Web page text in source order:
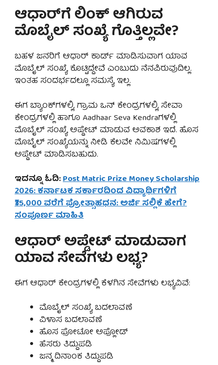
ಆಧಾರ್‌ಗೆ ಲಿಂಕ್ ಆಗಿರುವ
ಮೊಬೈಲ್ ಸಂಖ್ಯೆ ಗೊತ್ತಿಲ್ಲವೇ?
ಬಹಳ ಜನರಿಗೆ ಆಧಾರ್ ಕಾರ್ಡ್ ಮಾಡಿಸುವಾಗ ಯಾವ
ಮೊಬೈಲ್ ಸಂಖ್ಯೆ ಕೊಟ್ಟಿದ್ದೇವೆ ಎಂಬುದು ನೆನಪಿರುವುದಿಲ್ಲ.
ಇಂತಹ ಸಂದರ್ಭದಲ್ಲೂ ಸಮಸ್ಯೆ ಇಲ್ಲ.
ಈಗ ಬ್ಯಾಂಕ್‌ಗಳಲ್ಲಿ, ಗ್ರಾಮ ಒನ್ ಕೇಂದ್ರಗಳಲ್ಲಿ, ಸೇವಾ
ಕೇಂದ್ರಗಳಲ್ಲಿ ಹಾಗೂ Aadhaar Seva Kendraಗಳಲ್ಲಿ
ಮೊಬೈಲ್ ಸಂಖ್ಯೆ ಅಪ್ಡೇಟ್ ಮಾಡುವ ಅವಕಾಶ ಇದೆ. ಹೊಸ
ಮೊಬೈಲ್ ಸಂಖ್ಯೆಯನ್ನು ನೀಡಿ ಕೆಲವೇ ನಿಮಿಷಗಳಲ್ಲಿ
ಅಪ್ಡೇಟ್ ಮಾಡಿಸಬಹುದು.
ಇದನ್ನೂ ಓದಿ:Post Matric Prize Money Scholarship
2026: ಕರ್ನಾಟಕ ಸರ್ಕಾರದಿಂದ ವಿದ್ಯಾರ್ಥಿಗಳಿಗೆ
₹35,000 ವರೆಗೆ ಪ್ರೋತ್ಸಾಹಧನ: ಅರ್ಜಿ ಸಲ್ಲಿಕೆ ಹೇಗೆ?
ಸಂಪೂರ್ಣ ಮಾಹಿತಿ
ಆಧಾರ್ ಅಪ್ಡೇಟ್ ಮಾಡುವಾಗ
ಯಾವ ಸೇವೆಗಳು ಲಭ್ಯ?
ಈಗ ಆಧಾರ್ ಕೇಂದ್ರಗಳಲ್ಲಿ ಕೆಳಗಿನ ಸೇವೆಗಳು ಲಭ್ಯವಿವೆ:
ಮೊಬೈಲ್ ಸಂಖ್ಯೆ ಬದಲಾವಣೆ
ವಿಳಾಸ ಬದಲಾವಣೆ
ಹೊಸ ಫೋಟೋ ಅಪ್ಲೋಡ್
ಹೆಸರು ತಿದ್ದುಪಡಿ
ಜನ್ಮ ದಿನಾಂಕ ತಿದ್ದುಪಡಿ